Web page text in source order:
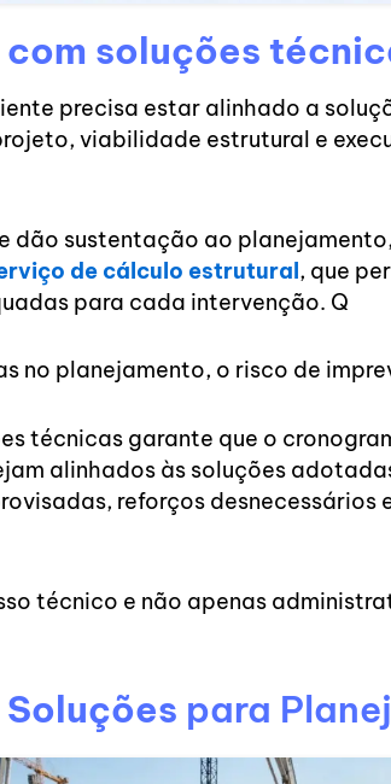
soluções
precisa estar alinhado a
viabilidade estrutural e
dão sustentação ao
de cálculo estrutural, que
para cada intervenção. Q
no planejamento, o risco de
técnicas garante que o
alinhados às soluções
reforços desnecessários
técnico e não apenas
para